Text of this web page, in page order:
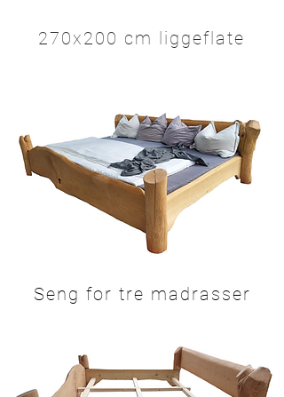
270x200 cm liggeflate
Seng for tre madrasser